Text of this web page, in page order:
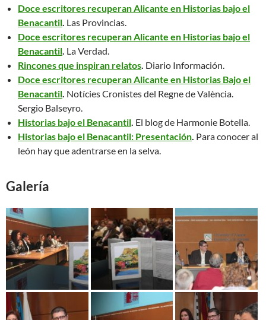
Doce escritores recuperan Alicante en Historias bajo el
Benacantil Las Provincias.
Doce escritores recuperan Alicante en Historias bajo el
Benacantil La Verdad.
Rincones que inspiran relatos Diario Información.
Doce escritores recuperan Alicante en Historias Bajo el
Benacantil Notícies Cronistes del Regne de València.
Sergio Balseyro.
Historias bajo el Benacantil El blog de Harmonie Botella.
Historias bajo el Benacantil: Presentación Para conocer al
león hay que adentrarse en la selva.
Galería